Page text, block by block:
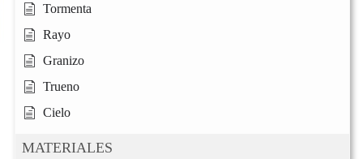
Tormenta
Rayo
Granizo
Trueno
Cielo
MATERIALES